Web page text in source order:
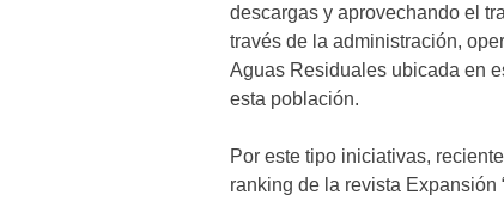
descargas y aprovechando el
través de la administración,
Aguas Residuales ubicada en
esta población.
Por este tipo iniciativas,
ranking de la revista Expansión